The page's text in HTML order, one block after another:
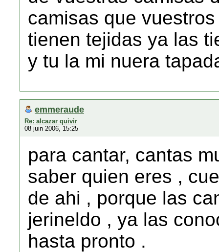
camisas que
tienen tejidas ya las
y tu la mi nuera
emmeraude
Re: alcazar quivir
08 juin 2006, 15:25
para cantar, cantas
saber quien eres ,
de ahi , porque las
jerineldo , ya las
hasta pronto .